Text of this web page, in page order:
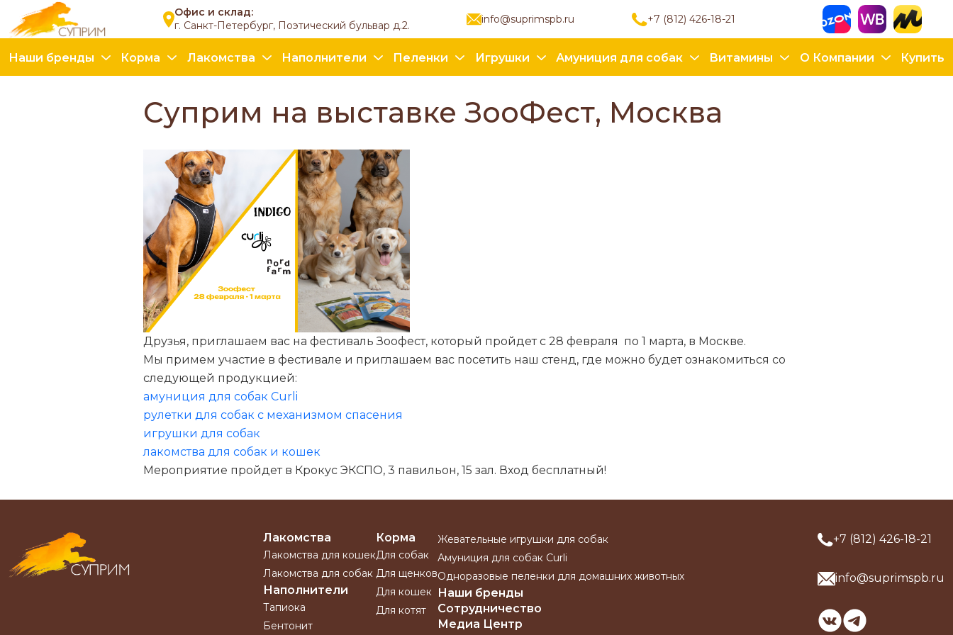
Офис и склад:
г. Санкт-Петербург, Поэтический бульвар д.2.
info@suprimspb.ru +7 (812) 426-18-21
Наши бренды Корма Лакомства Наполнители Пеленки Игрушки Амуниция для собак Витамины О Компании Купить
Суприм на выставке ЗооФест, Москва
Друзья, приглашаем вас на фестиваль Зоофест, который пройдет с 28 февраля по 1 марта, в Москве.
Мы примем участие в фестивале и приглашаем вас посетить наш стенд, где можно будет ознакомиться со
следующей продукцией:
амуниция для собак Curli
рулетки для собак с механизмом спасения
игрушки для собак
лакомства для собак и кошек
Мероприятие пройдет в Крокус ЭКСПО, 3 павильон, 15 зал. Вход бесплатный!
Лакомства
Лакомства для кошек
Лакомства для собак
Наполнители
Тапиока
Бентонит
Корма
Для собак
Для щенков
Для кошек
Для котят
Жевательные игрушки для собак
Амуниция для собак Curli
Одноразовые пеленки для домашних животных
Наши бренды
Сотрудничество
Медиа Центр
+7 (812) 426-18-21
info@suprimspb.ru